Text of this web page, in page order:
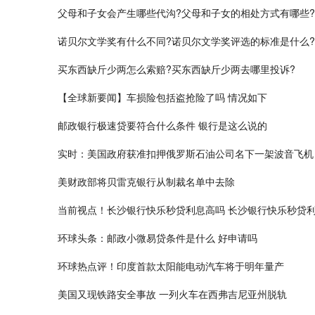
父母和子女会产生哪些代沟?父母和子女的相处方式有哪些?
诺贝尔文学奖有什么不同?诺贝尔文学奖评选的标准是什么?
买东西缺斤少两怎么索赔?买东西缺斤少两去哪里投诉?
【全球新要闻】车损险包括盗抢险了吗 情况如下
邮政银行极速贷要符合什么条件 银行是这么说的
实时：美国政府获准扣押俄罗斯石油公司名下一架波音飞
美财政部将贝雷克银行从制裁名单中去除
当前视点！长沙银行快乐秒贷利息高吗 长沙银行快乐秒贷
环球头条：邮政小微易贷条件是什么 好申请吗
环球热点评！印度首款太阳能电动汽车将于明年量产
美国又现铁路安全事故 一列火车在西弗吉尼亚州脱轨